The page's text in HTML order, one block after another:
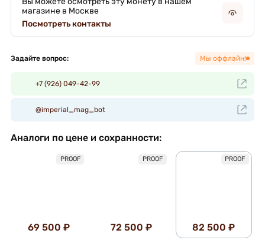
магазине в Москве
Посмотреть контакты
Задайте вопрос: Мы оффлайн!
+7 (926) 049-42-99
@imperial_mag_bot
Аналоги по цене и сохранности:
PROOF
69 500 ₽
PROOF
72 500 ₽
PROOF
82 500 ₽